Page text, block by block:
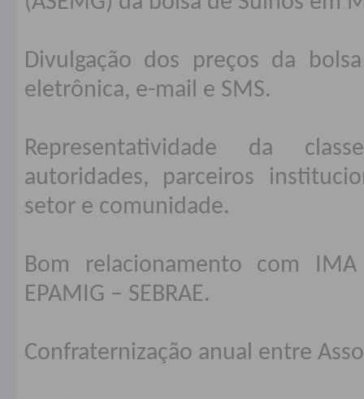
Divulgação dos preços da
eletrônica, e-mail e SMS.
Representatividade da
autoridades, parceiros
setor e comunidade.
Bom relacionamento com
EPAMIG – SEBRAE.
Confraternização anual entre